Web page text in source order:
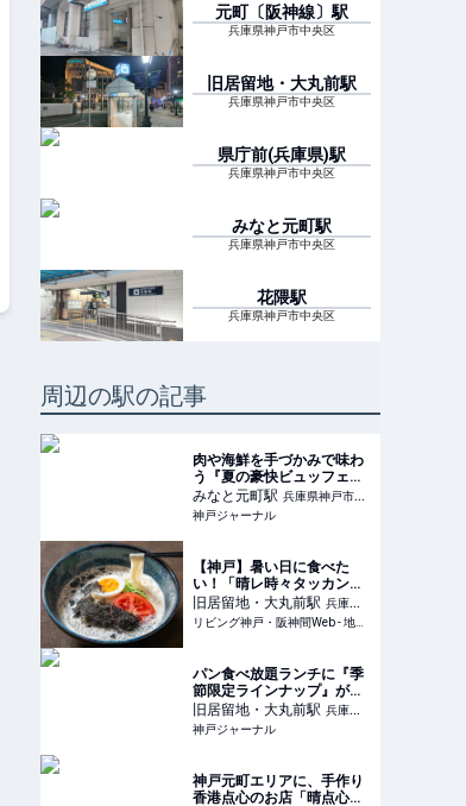
元町〔阪神線〕駅
兵庫県神戸市中央区
旧居留地・大丸前駅
兵庫県神戸市中央区
県庁前(兵庫県)駅
兵庫県神戸市中央区
みなと元町駅
兵庫県神戸市中央区
花隈駅
兵庫県神戸市中央区
周辺の駅の記事
肉や海鮮を手づかみで味わ
う『夏の豪快ビュッフェ』
が始まってる。話題の「ジ
ャークチキン」も食べ放
題。ポートタワーホテル |
みなと元町駅 兵庫県神戸市中
央区
神戸ジャーナル
【神戸】暑い日に食べた
い！「晴レ時々タッカンマ
リ食堂」の冷麺など夏季限
定ランチを紹介
旧居留地・大丸前駅 兵庫県
神戸市中央区
リビング神戸・阪神間Web - 地元密着！ 神戸、阪神間、北阪神、明石ほかのグルメ、イベント、お出かけ、習い事情報
パン食べ放題ランチに『季
節限定ラインナップ』が登
場してる。メリケンパーク
のTOOTH TOOTH | 神戸ジ
ャーナル
旧居留地・大丸前駅 兵庫県
神戸市中央区
神戸ジャーナル
神戸元町エリアに、手作り
香港点心のお店「晴点心」